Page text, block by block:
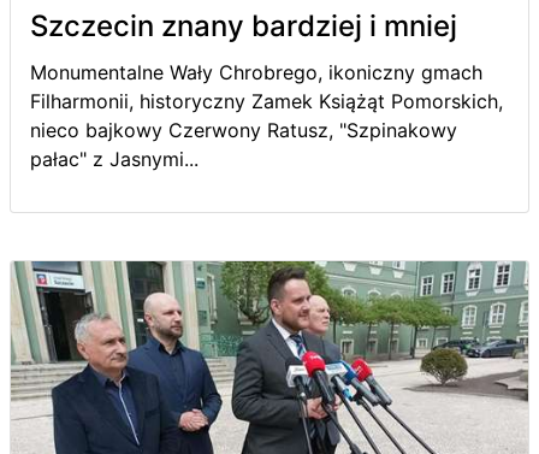
Szczecin znany bardziej i mniej
Monumentalne Wały Chrobrego, ikoniczny gmach
Filharmonii, historyczny Zamek Książąt Pomorskich,
nieco bajkowy Czerwony Ratusz, "Szpinakowy
pałac" z Jasnymi...